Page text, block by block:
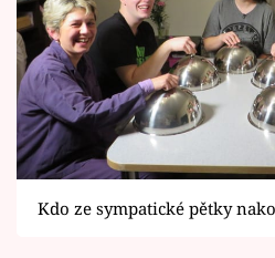
Seriály
Horoskopy
Sledujte prima+
Filmový festival
Kdo ze sympatické pětky